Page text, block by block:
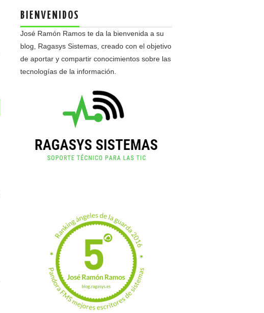
BIENVENIDOS
José Ramón Ramos te da la bienvenida a su
blog, Ragasys Sistemas, creado con el objetivo
de aportar y compartir conocimientos sobre las
tecnologías de la información.